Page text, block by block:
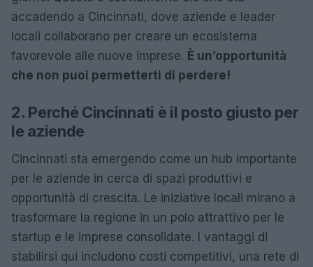
accadendo a Cincinnati, dove aziende e leader
locali collaborano per creare un ecosistema
favorevole alle nuove imprese. È un’opportunità
che non puoi permetterti di perdere!
2. Perché Cincinnati è il posto giusto per
le aziende
Cincinnati sta emergendo come un hub importante
per le aziende in cerca di spazi produttivi e
opportunità di crescita. Le iniziative locali mirano a
trasformare la regione in un polo attrattivo per le
startup e le imprese consolidate. I vantaggi di
stabilirsi qui includono costi competitivi, una rete di